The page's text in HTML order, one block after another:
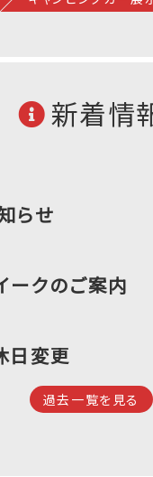
新着情
らせ
ークのご案内
日変更
過去一覧を見る